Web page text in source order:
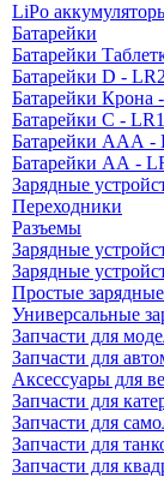
LiPo
Батарейки
Батарейки
Батарейки D -
Батарейки
Батарейки C -
Батарейки AAA
Батарейки AA -
Зарядные
Переходники
Разъемы
Зарядные
Зарядные
Простые
Универсальные
Запчасти для
Запчасти для
Аксессуары для
Запчасти для
Запчасти для
Запчасти для
Запчасти для